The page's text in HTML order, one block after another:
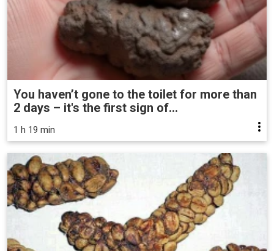
You haven’t gone to the toilet for more than
2 days – it's the first sign of...
1 h 19 min